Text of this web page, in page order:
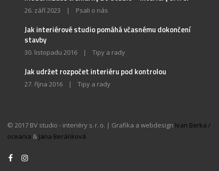
26. září 2023 | Psali o nás
Jak interiérové studio pomáhá včasnému dokončení
stavby
30. listopadu 2016 | Tipy a rady
Jak udržet rozpočet interiéru pod kontrolou
27. října 2016 | Tipy a rady
© 2017 BV studio - interiéry s. r. o. | Grafika a webdesign Ivan Berka /
oceania & Jana Beránková